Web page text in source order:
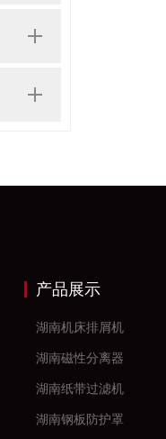
产品展示
湖南机床排屑机
湖南磁性分离器
湖南纸带过滤机
湖南钢板防护罩